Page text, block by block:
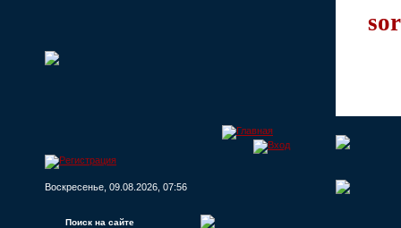
Воскресенье, 09.08.2026, 07:56
Поиск на сайте